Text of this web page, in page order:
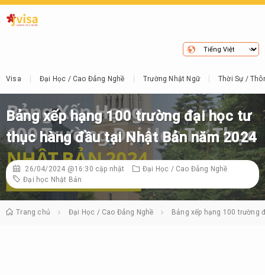
Visa Đại Học / Cao Đẳng Nghề Trường Nhật Ngữ Thời Sự /
Bảng xếp hạng 100 trường đại học tư
thục hàng đầu tại Nhật Bản năm 2024
26/04/2024 @16:30 cập nhật
Đại Học / Cao Đẳng Nghề
Đại học Nhật Bản
Trang chủ Đại Học / Cao Đẳng Nghề Bảng xếp hạng 100 trường